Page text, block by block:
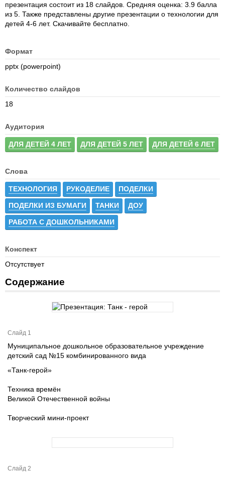
презентация состоит из 18 слайдов. Средняя оценка: 3.9 балла
из 5. Также представлены другие презентации о технологии для
детей 4-6 лет. Скачивайте бесплатно.
Формат
pptx (powerpoint)
Количество слайдов
18
Аудитория
ДЛЯ ДЕТЕЙ 4 ЛЕТ ДЛЯ ДЕТЕЙ 5 ЛЕТ ДЛЯ ДЕТЕЙ 6 ЛЕТ
Слова
ТЕХНОЛОГИЯ РУКОДЕЛИЕ ПОДЕЛКИ
ПОДЕЛКИ ИЗ БУМАГИ ТАНКИ ДОУ
РАБОТА С ДОШКОЛЬНИКАМИ
Конспект
Отсутствует
Содержание
Слайд 1
Муниципальное дошкольное образовательное учреждение
детский сад №15 комбинированного вида
«Танк-герой»
Техника времён
Великой Отечественной войны
Творческий мини-проект
Слайд 2